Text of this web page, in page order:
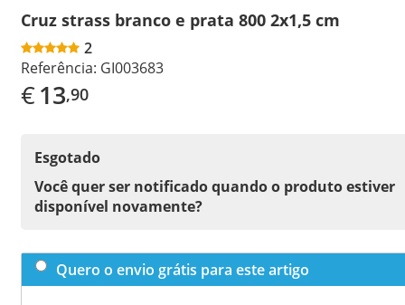
Cruz strass branco e prata 800 2x1,5 cm
2
Referência: GI003683
€13,90
Esgotado
Você quer ser notificado quando o produto estiver
disponível novamente?
Quero o envio grátis para este artigo